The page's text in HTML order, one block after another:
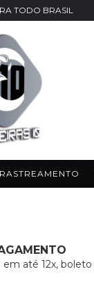
TODO BRASIL
RASTREAMENTO
até 12x, boleto